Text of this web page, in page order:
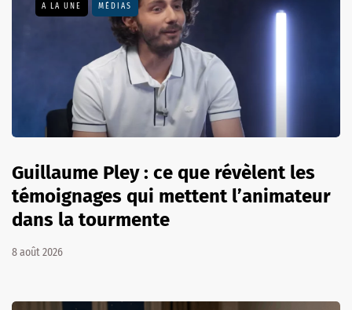
A LA UNE MÉDIAS
Guillaume Pley : ce que révèlent les
témoignages qui mettent l’animateur
dans la tourmente
8 août 2026